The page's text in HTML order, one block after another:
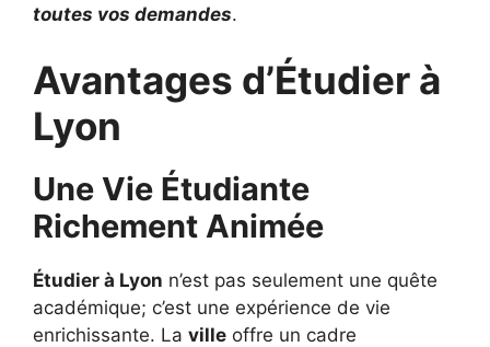
toutes vos demandes.
Avantages d’Étudier à
Lyon
Une Vie Étudiante
Richement Animée
Étudier à Lyon n’est pas seulement une quête
académique; c’est une expérience de vie
enrichissante. La ville offre un cadre